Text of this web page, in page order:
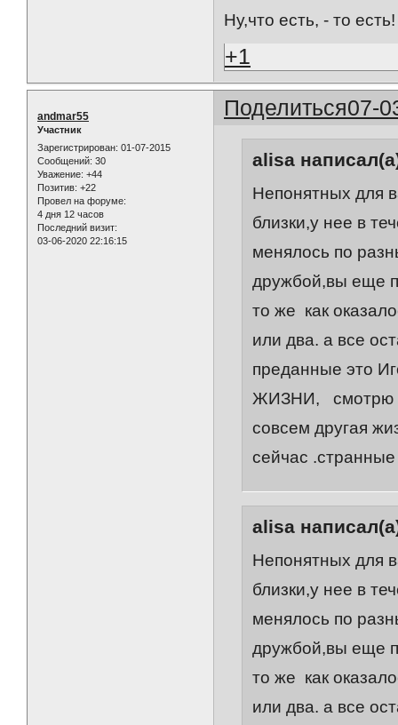
Ну,что есть, - то есть!
+1
Поделиться07-
andmar55
Участник
Зарегистрирован: 01-07-2015
Сообщений: 30
Уважение: +44
Позитив: +22
Провел на форуме:
4 дня 12 часов
Последний визит:
03-06-2020 22:16:15
alisa
Непонятных для
близки,у нее в
менялось по
дружбой,вы еще
то же как
или два. а все
преданные это
ЖИЗНИ, смотрю А
совсем другая
сейчас
alisa
Непонятных для
близки,у нее в
менялось по
дружбой,вы еще
то же как
или два. а все